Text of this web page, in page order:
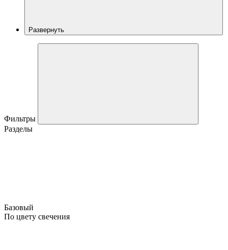
Развернуть
Фильтры
Разделы
Базовый
По цвету свечения